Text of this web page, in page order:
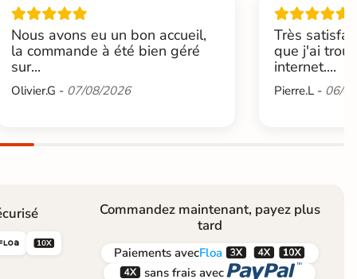
Nous avons eu un bon accueil,
la commande à été bien géré
sur...
Olivier.G - 07/08/2026
Très
que j'ai
internet....
Pierre.L - 06/

Commandez maintenant, payez plus
tard
PaiementsavecFloa  
 sans frais avec 